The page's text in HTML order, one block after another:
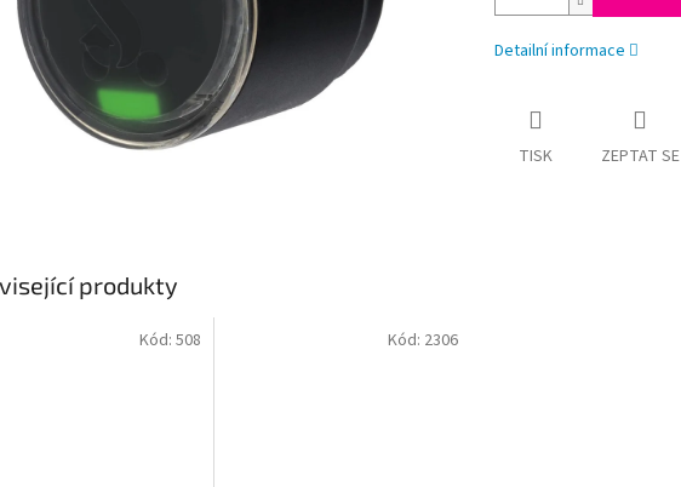
Detailní informace
TISK ZEPTAT SE
produkty
Kód: 508 Kód: 2306